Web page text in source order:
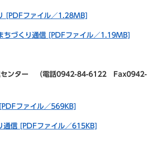
[PDFファイル／1.28MB]
ちづくり通信 [PDFファイル／1.19MB]
センター （電話0942-84-6122 Fax0942-
ファイル／569KB]
通信 [PDFファイル／615KB]